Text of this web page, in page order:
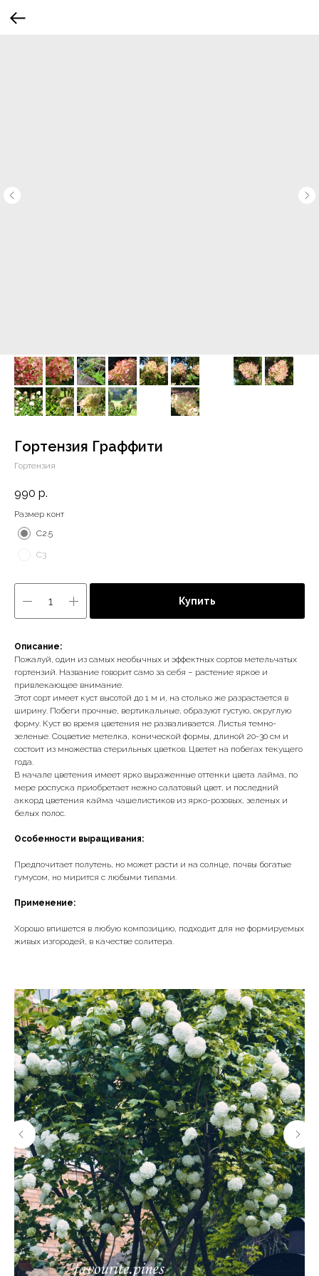
Гортензия Граффити
Гортензия
990 р.
Размер конт
С2.5
С3
Купить
Описание:
Пожалуй, один из самых необычных и эффектных сортов метельчатых
гортензий. Название говорит само за себя – растение яркое и
привлекающее внимание.
Этот сорт имеет куст высотой до 1 м и, на столько же разрастается в
ширину. Побеги прочные, вертикальные, образуют густую, округлую
форму. Куст во время цветения не разваливается. Листья темно-
зеленые. Соцветие метелка, конической формы, длиной 20-30 см и
состоит из множества стерильных цветков. Цветет на побегах текущего
года.
В начале цветения имеет ярко выраженные оттенки цвета лайма, по
мере роспуска приобретает нежно салатовый цвет, и последний
аккорд цветения кайма чашелистиков из ярко-розовых, зеленых и
белых полос.
Особенности выращивания:
Предпочитает полутень, но может расти и на солнце, почвы богатые
гумусом, но мирится с любыми типами.
Применение:
Хорошо впишется в любую композицию, подходит для не формируемых
живых изгородей, в качестве солитера.